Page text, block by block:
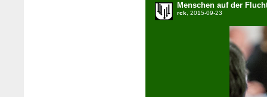
Menschen auf der
rck, 2015-09-23